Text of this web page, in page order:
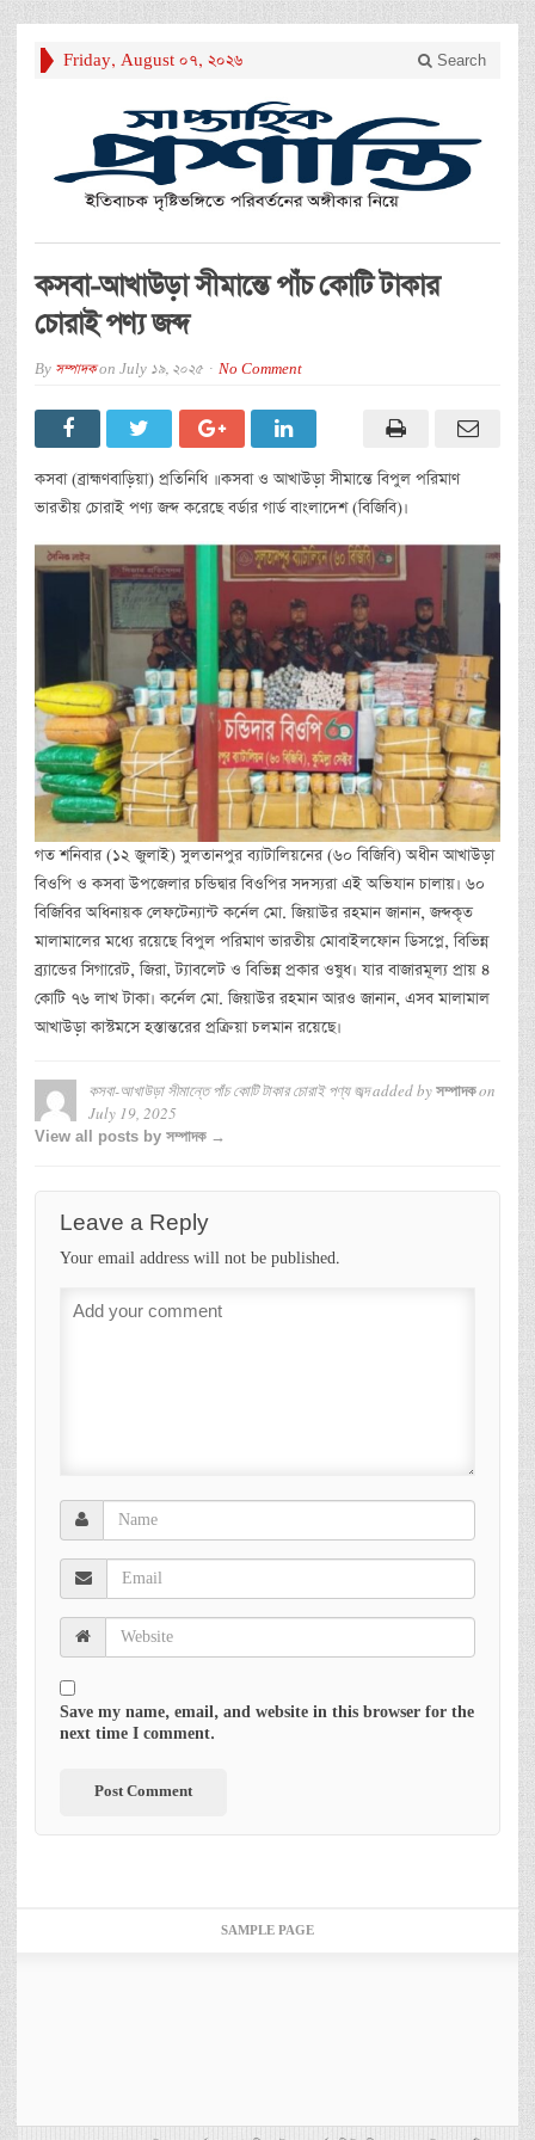
Friday, August 07, 2026 Search
কসবা-আখাউড়া সীমান্তে পাঁচ কোটি টাকার
চোরাই পণ্য জব্দ
By সম্পাদকon July 19, 2025 No Comment
কসবা (ব্রাহ্মণবাড়িয়া) প্রতিনিধি ॥কসবা ও আখাউড়া সীমান্তে বিপুল পরিমাণ
ভারতীয় চোরাই পণ্য জব্দ করেছে বর্ডার গার্ড বাংলাদেশ (বিজিবি)।
গত শনিবার (১২ জুলাই) সুলতানপুর ব্যাটালিয়নের (৬০ বিজিবি) অধীন আখাউড়া
বিওপি ও কসবা উপজেলার চন্ডিদ্বার বিওপির সদস্যরা এই অভিযান চালায়। ৬০
বিজিবির অধিনায়ক লেফটেন্যান্ট কর্নেল মো. জিয়াউর রহমান জানান, জব্দকৃত
মালামালের মধ্যে রয়েছে বিপুল পরিমাণ ভারতীয় মোবাইলফোন ডিসপ্লে, বিভিন্ন
ব্র্যান্ডের সিগারেট, জিরা, ট্যাবলেট ও বিভিন্ন প্রকার ওষুধ। যার বাজারমূল্য প্রায় ৪
কোটি ৭৬ লাখ টাকা। কর্নেল মো. জিয়াউর রহমান আরও জানান, এসব মালামাল
আখাউড়া কাস্টমসে হস্তান্তরের প্রক্রিয়া চলমান রয়েছে।
কসবা-আখাউড়া সীমান্তে পাঁচ কোটি টাকার চোরাই পণ্য জব্দadded by সম্পাদকon
July 19, 2025
View all posts by সম্পাদক →
Leave a Reply
Your email address will not be published.
Save my name, email, and website in this browser for the
next time I comment.
SAMPLE PAGE